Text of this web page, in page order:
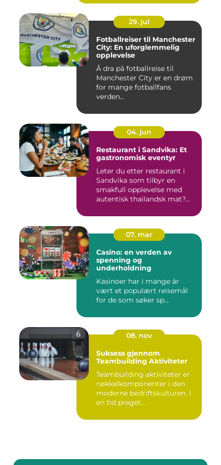
29. jul
Fotballreiser til Manchester
City: En uforglemmelig
opplevelse
Å dra på fotballreise til
Manchester City er en drøm
for mange fotballfans
verden...
04. jun
Restaurant i Sandvika: Et
gastronomisk eventyr
Leter du etter restaurant i
Sandvika som tilbyr en
smakfull opplevelse med
autentisk thailandsk mat?...
07. mar
Casino: en verden av
spenning og
underholdning
Kasinoer har i mange år
vært et populært reisemål
for de som søker sp...
08. nov
Suksess gjennom
Teambuilding Aktiviteter
Teambuilding aktiviteter er
nøkkelkomponenter i den
moderne bedriftskulturen. I
en tid preget...